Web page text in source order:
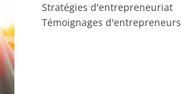
Stratégies d'entrepreneuriat
Témoignages d'entrepreneurs